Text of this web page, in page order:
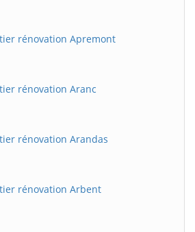
rénovation Apremont
rénovation Aranc
rénovation Arandas
rénovation Arbent